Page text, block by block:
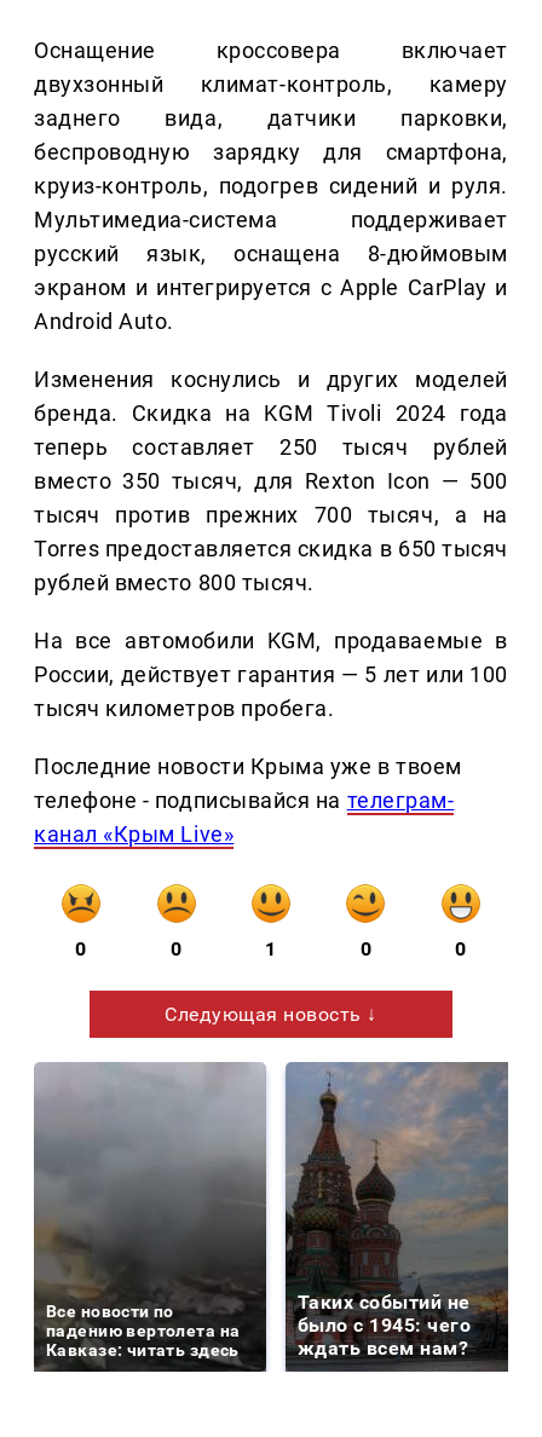
Оснащение кроссовера включает
двухзонный климат-контроль, камеру
заднего вида, датчики парковки,
беспроводную зарядку для смартфона,
круиз-контроль, подогрев сидений и руля.
Мультимедиа-система поддерживает
русский язык, оснащена 8-дюймовым
экраном и интегрируется с Apple CarPlay и
Android Auto.
Изменения коснулись и других моделей
бренда. Скидка на KGM Tivoli 2024 года
теперь составляет 250 тысяч рублей
вместо 350 тысяч, для Rexton Icon — 500
тысяч против прежних 700 тысяч, а на
Torres предоставляется скидка в 650 тысяч
рублей вместо 800 тысяч.
На все автомобили KGM, продаваемые в
России, действует гарантия — 5 лет или 100
тысяч километров пробега.
Последние новости Крыма уже в твоем
телефоне - подписывайся на телеграм-
канал «Крым Live»
0 0 1 0 0
Следующая новость ↓
Все новости по
падению вертолета на
Кавказе: читать здесь
Таких событий не
было с 1945: чего
ждать всем нам?